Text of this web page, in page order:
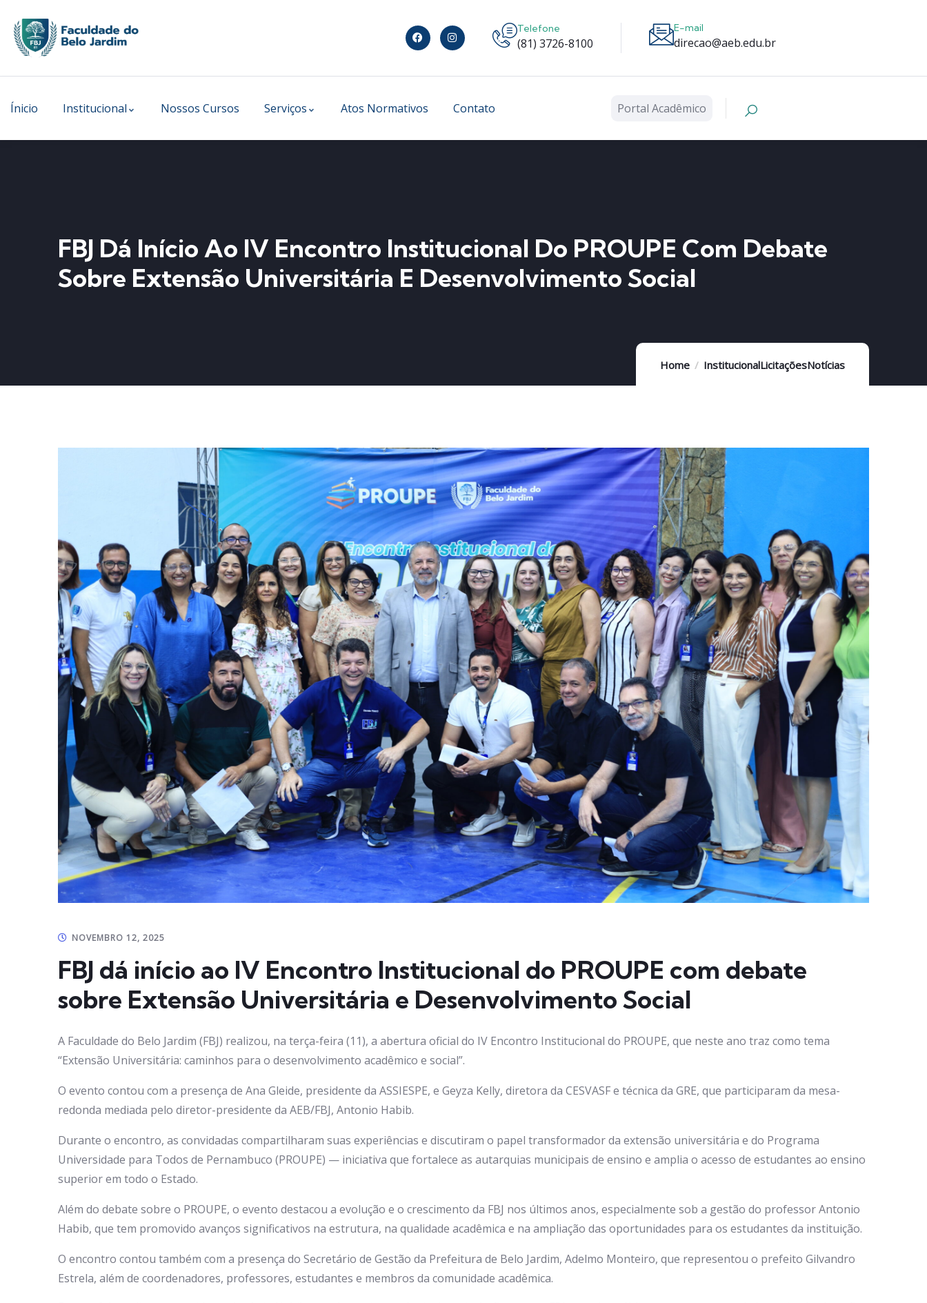
Telefone
(81) 3726-8100
E-mail
direcao@aeb.edu.br
Ínicio Institucional Nossos Cursos Serviços Atos Normativos Contato Portal Acadêmico
FBJ Dá Início Ao IV Encontro Institucional Do PROUPE Com Debate
Sobre Extensão Universitária E Desenvolvimento Social
Home InstitucionalLicitaçõesNotícias
NOVEMBRO 12, 2025
FBJ dá início ao IV Encontro Institucional do PROUPE com debate
sobre Extensão Universitária e Desenvolvimento Social
A Faculdade do Belo Jardim (FBJ) realizou, na terça-feira (11), a abertura oficial do IV Encontro Institucional do PROUPE, que neste ano traz como tema
“Extensão Universitária: caminhos para o desenvolvimento acadêmico e social”.
O evento contou com a presença de Ana Gleide, presidente da ASSIESPE, e Geyza Kelly, diretora da CESVASF e técnica da GRE, que participaram da mesa-
redonda mediada pelo diretor-presidente da AEB/FBJ, Antonio Habib.
Durante o encontro, as convidadas compartilharam suas experiências e discutiram o papel transformador da extensão universitária e do Programa
Universidade para Todos de Pernambuco (PROUPE) — iniciativa que fortalece as autarquias municipais de ensino e amplia o acesso de estudantes ao ensino
superior em todo o Estado.
Além do debate sobre o PROUPE, o evento destacou a evolução e o crescimento da FBJ nos últimos anos, especialmente sob a gestão do professor Antonio
Habib, que tem promovido avanços significativos na estrutura, na qualidade acadêmica e na ampliação das oportunidades para os estudantes da instituição.
O encontro contou também com a presença do Secretário de Gestão da Prefeitura de Belo Jardim, Adelmo Monteiro, que representou o prefeito Gilvandro
Estrela, além de coordenadores, professores, estudantes e membros da comunidade acadêmica.